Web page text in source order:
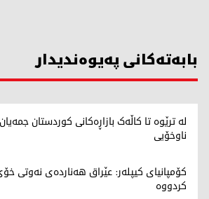
بابەتەکانی پەیوەندیدار
لە ترێوە تا کاڵەک بازاڕەکانی کوردستان
ناوخۆیی
کۆمپانیای کیپلەر: عێراق هەناردەی نەوتی
کردووە